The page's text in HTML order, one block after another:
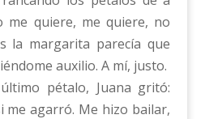
me quiere, me quiere, no
la margarita parecía que
auxilio. A mí, justo.
pétalo, Juana gritó:
me agarró. Me hizo bailar,